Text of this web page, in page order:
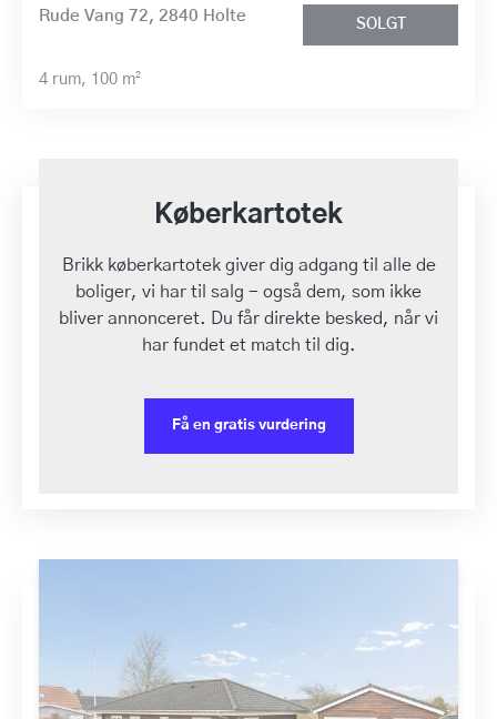
Rude Vang 72, 2840 Holte SOLGT
4 rum, 100 m²
Køberkartotek
Brikk køberkartotek giver dig adgang til alle de
boliger, vi har til salg - også dem, som ikke
bliver annonceret. Du får direkte besked, når vi
har fundet et match til dig.
Få en gratis vurdering